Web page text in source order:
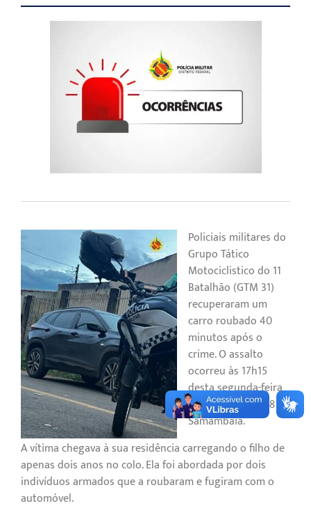
Policiais militares do
Grupo Tático
Motociclistico do 11º
Batalhão (GTM 31)
recuperaram um
carro roubado 40
minutos após o
crime. O assalto
ocorreu às 17h15
desta segunda-feira
(9), na Quadra 308 de
Samambaia.
A vítima chegava à sua residência carregando o filho de
apenas dois anos no colo. Ela foi abordada por dois
indivíduos armados que a roubaram e fugiram com o
automóvel.